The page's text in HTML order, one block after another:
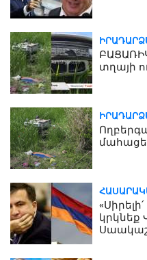
տղայի
կրկնեք